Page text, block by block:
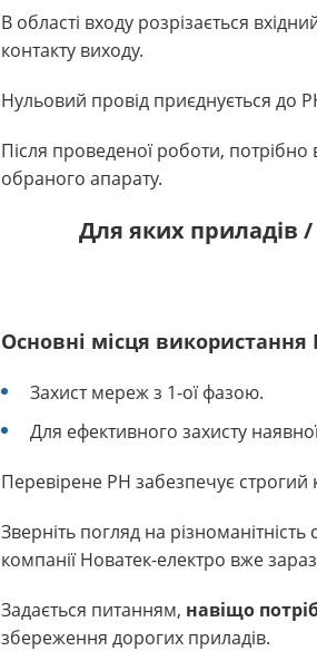
В області входу розрізається
контакту виходу.
Нульовий провід приєднується до
Після проведеної роботи,
обраного апарату.
Для яких приладів
Основні місця використання
Захист мереж з 1-ої фазою.
Для ефективного захисту
Перевірене РН забезпечує
Зверніть погляд на
компанії Новатек-електро вже
Задається питанням, навіщо
збереження дорогих приладів.